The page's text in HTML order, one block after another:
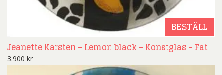
BESTÄLL
Jeanette Karsten – Lemon black – Konstglas – Fat
3.900 kr